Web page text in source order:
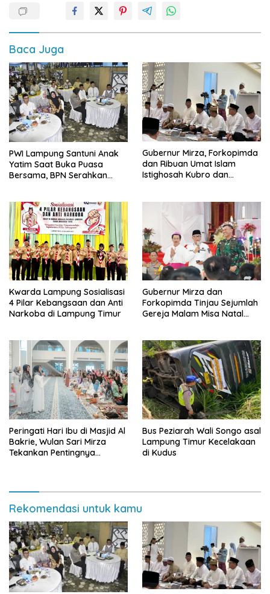
Baca Juga
PWI Lampung Santuni Anak
Yatim Saat Buka Puasa
Bersama, BPN Serahkan
Gubernur Mirza, Forkopimda
dan Ribuan Umat Islam
Istighosah Kubro dan
Kwarda Lampung Sosialisasi
4 Pilar Kebangsaan dan Anti
Narkoba di Lampung Timur
Gubernur Mirza dan
Forkopimda Tinjau Sejumlah
Gereja Malam Misa Natal
Peringati Hari Ibu di Masjid Al
Bakrie, Wulan Sari Mirza
Tekankan Pentingnya
Bus Peziarah Wali Songo asal
Lampung Timur Kecelakaan
di Kudus
Rekomendasi untuk kamu